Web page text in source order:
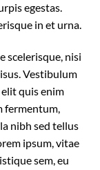
egestas.
in et urna.
scelerisque, nisi
Vestibulum
quis enim
fermentum,
nibh sed tellus
ipsum, vitae
sem, eu